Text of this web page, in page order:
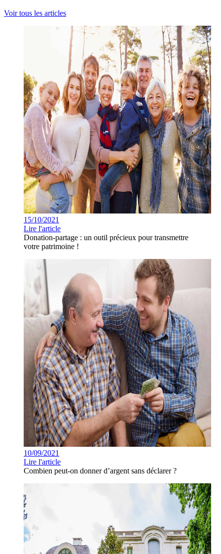
Voir tous les articles
15/10/2021
Lire l'article
Donation-partage : un outil précieux pour transmettre
votre patrimoine !
10/09/2021
Lire l'article
Combien peut-on donner d’argent sans déclarer ?